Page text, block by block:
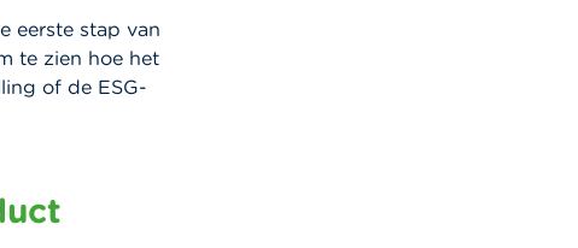
eerste stap van
te zien hoe het
of de ESG-